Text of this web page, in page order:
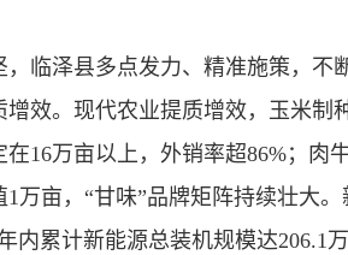
，临泽县多点发力、精准施策，不
效。现代农业提质增效，玉米制
16万亩以上，外销率超86%；肉
万亩，“甘味”品牌矩阵持续壮大
内累计新能源总装机规模达206.1